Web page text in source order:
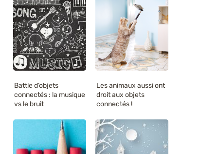
Battle d’objets
connectés : la musique
vs le bruit
Les animaux aussi ont
droit aux objets
connectés !